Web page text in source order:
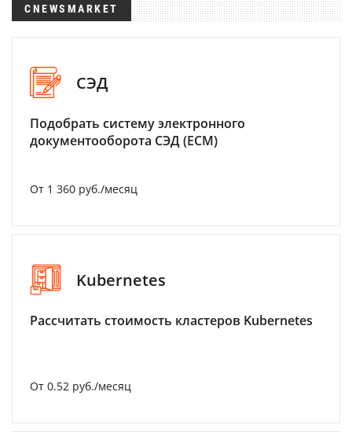
CNEWSMARKET
СЭД
Подобрать систему электронного
документооборота СЭД (ECM)
От 1 360 руб./месяц
Kubernetes
Рассчитать стоимость кластеров Kubernetes
От 0.52 руб./месяц